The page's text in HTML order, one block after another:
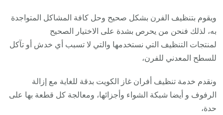
ويقوم بتنظيف الفرن بشكل صحيح وحل كافة المشاكل المتواجدة
به، لذلك فنحن من يحرص بشدة على الاختيار الصحيح
لمنتجات التنظيف التي نستخدمها والتي لا تسبب أي خدش أو تآكل
للسطح المعدني للفرن،
ونقدم خدمة تنظيف أفران غاز الكويت بدقة للغاية مع إزالة
الرفوف و أيضا شبكة الشواء وأجزائها، ومعالجة كل قطعة بها على
حدة،